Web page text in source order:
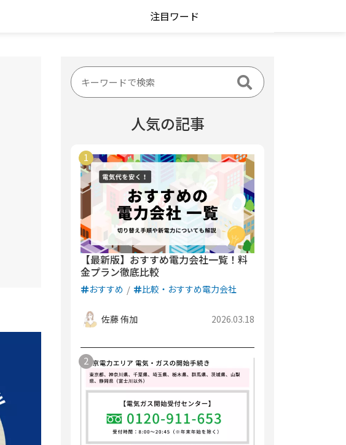
注目ワード
人気の記事
【最新版】おすすめ電力会社一覧！料
金プラン徹底比較
おすすめ 比較・おすすめ電力会社
佐藤 侑加 2026.03.18